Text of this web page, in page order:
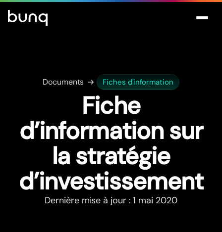
Documents Fiches d'information
Fiche
d’information sur
la stratégie
d’investissement
Dernière mise à jour : 1 mai 2020